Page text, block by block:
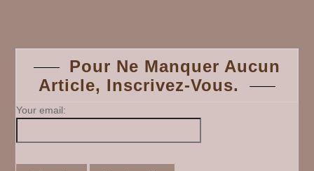
navigation
Pour Ne Manquer Aucun
Article, Inscrivez-Vous.
Your email: